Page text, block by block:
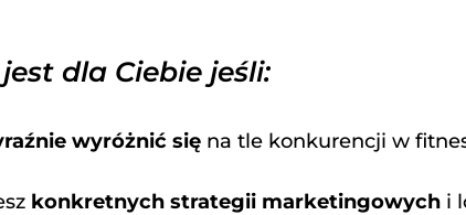
dla Ciebie jeśli:
wyróżnić się na tle konkurencji w
konkretnych strategii marketingowych i